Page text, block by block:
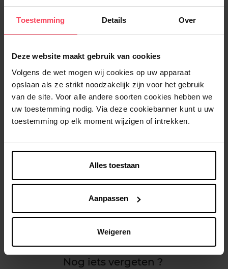
Toestemming Details Over
Deze website maakt gebruik van cookies
Volgens de wet mogen wij cookies op uw apparaat
opslaan als ze strikt noodzakelijk zijn voor het gebruik
van de site. Voor alle andere soorten cookies hebben we
uw toestemming nodig. Via deze cookiebanner kunt u uw
toestemming op elk moment wijzigen of intrekken.
Alles toestaan
Aanpassen
Weigeren
Gratis levering bij aankoop van min. 35€.
Gratis retour in je winkelpunt
Verzending binnen 24u
Beschrijving
Gebruiksadvies
Kenmerken
Klantereview
Nog iets vergeten ?